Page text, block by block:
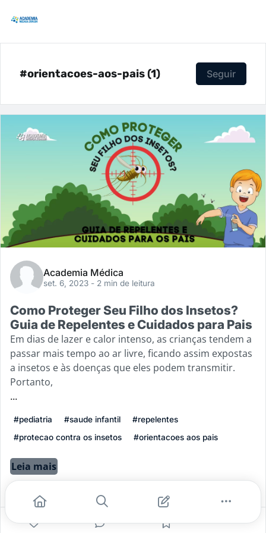
#orientacoes-aos-pais (1) Seguir
Academia Médica
set. 6, 2023 - 2 min de leitura
Como Proteger Seu Filho dos Insetos?
Guia de Repelentes e Cuidados para Pais
Em dias de lazer e calor intenso, as crianças tendem a
passar mais tempo ao ar livre, ficando assim expostas
a insetos e às doenças que eles podem transmitir.
Portanto,
...
#pediatria #saude infantil
#repelentes
#protecao contra os insetos
#orientacoes aos pais
Leia mais